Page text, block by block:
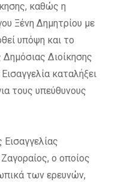
καθώς η
Ξένη Δημητρίου με
υπόψη και το
Διοίκησης
καταλήξει
τους υπεύθυνους
ο οποίος
των ερευνών,